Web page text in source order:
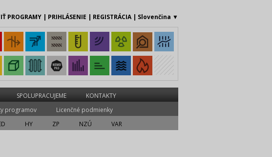
PROGRAMY | PRIHLÁSENIE | REGISTRÁCIA | Slovenčina ▼
SPOLUPRACUJEME
KONTAKTY
programov
Licenčné podmienky
HY ZP NZÚ VAR